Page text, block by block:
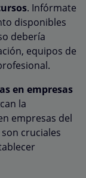
. Infórmate
disponibles
debería
equipos de
en empresas
la
empresas del
cruciales